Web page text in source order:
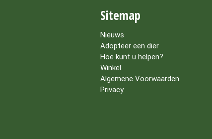
Sitemap
Nieuws
Adopteer een dier
Hoe kunt u helpen?
Winkel
Algemene Voorwaarden
Privacy